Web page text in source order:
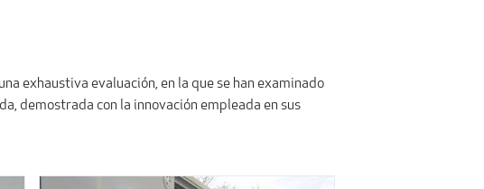
exhaustiva evaluación, en la que se han examinado
demostrada con la innovación empleada en sus